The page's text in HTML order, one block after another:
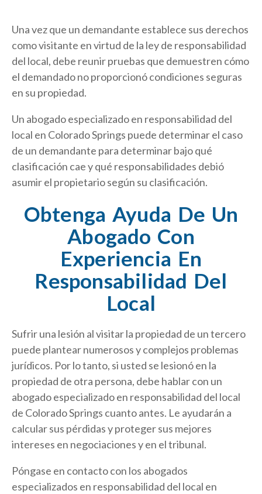
Una vez que un demandante establece sus derechos
como visitante en virtud de la ley de responsabilidad
del local, debe reunir pruebas que demuestren cómo
el demandado no proporcionó condiciones seguras
en su propiedad.
Un abogado especializado en responsabilidad del
local en Colorado Springs puede determinar el caso
de un demandante para determinar bajo qué
clasificación cae y qué responsabilidades debió
asumir el propietario según su clasificación.
Obtenga Ayuda De Un
Abogado Con
Experiencia En
Responsabilidad Del
Local
Sufrir una lesión al visitar la propiedad de un tercero
puede plantear numerosos y complejos problemas
jurídicos. Por lo tanto, si usted se lesionó en la
propiedad de otra persona, debe hablar con un
abogado especializado en responsabilidad del local
de Colorado Springs cuanto antes. Le ayudarán a
calcular sus pérdidas y proteger sus mejores
intereses en negociaciones y en el tribunal.
Póngase en contacto con los abogados
especializados en responsabilidad del local en